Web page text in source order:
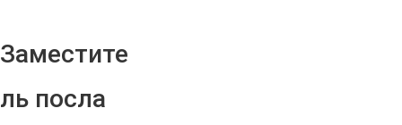
Заместите
ль посла